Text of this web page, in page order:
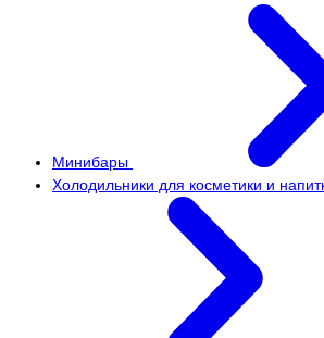
Минибары
Холодильники для косметики и